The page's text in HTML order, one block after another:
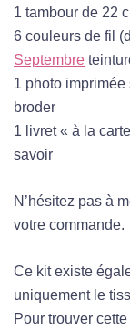
1 tambour de 22
6 couleurs de fil
Septembre
1 photo
broder
1 livret « à la
savoir
N’hésitez pas à
votre commande.
Ce kit existe
uniquement le
Pour trouver